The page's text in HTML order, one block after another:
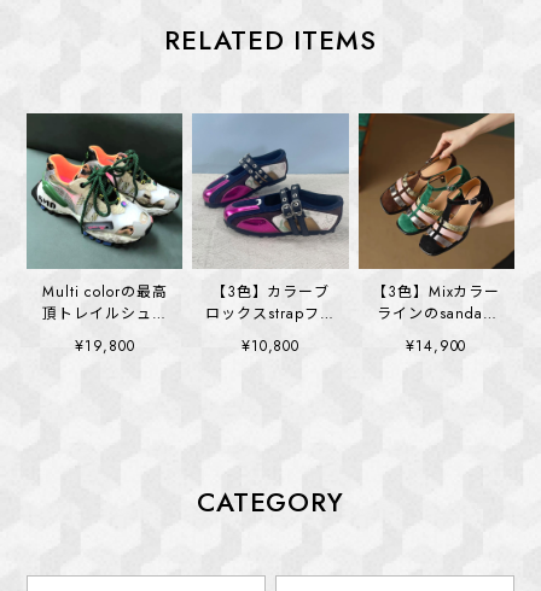
RELATED ITEMS
Multi colorの最高
頂トレイルシュー
ズ (kai1138)
¥19,800
【3色】カラーブ
ロックスstrapフラ
ットシューズ
(kai1148)
¥10,800
【3色】Mixカラー
ラインのsandals
(kai1150)
¥14,900
CATEGORY